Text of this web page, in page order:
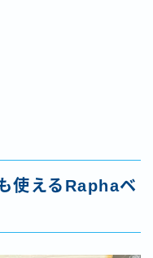
使えるRaphaベ